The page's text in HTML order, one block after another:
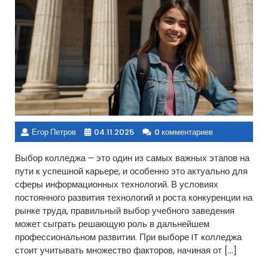
Егор Петров 04.11.2025 0 комментариев
Выбор колледжа – это один из самых важных этапов на
пути к успешной карьере, и особенно это актуально для
сферы информационных технологий. В условиях
постоянного развития технологий и роста конкуренции на
рынке труда, правильный выбор учебного заведения
может сыграть решающую роль в дальнейшем
профессиональном развитии. При выборе IT колледжа
стоит учитывать множество факторов, начиная от […]